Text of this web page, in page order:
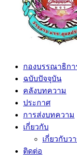
กองบรรณาธิกา
ฉบับปัจจุบัน
คลังบทความ
ประกาศ
การส่งบทความ
เกี่ยวกับ
เกี่ยวกับว
ติดต่อ